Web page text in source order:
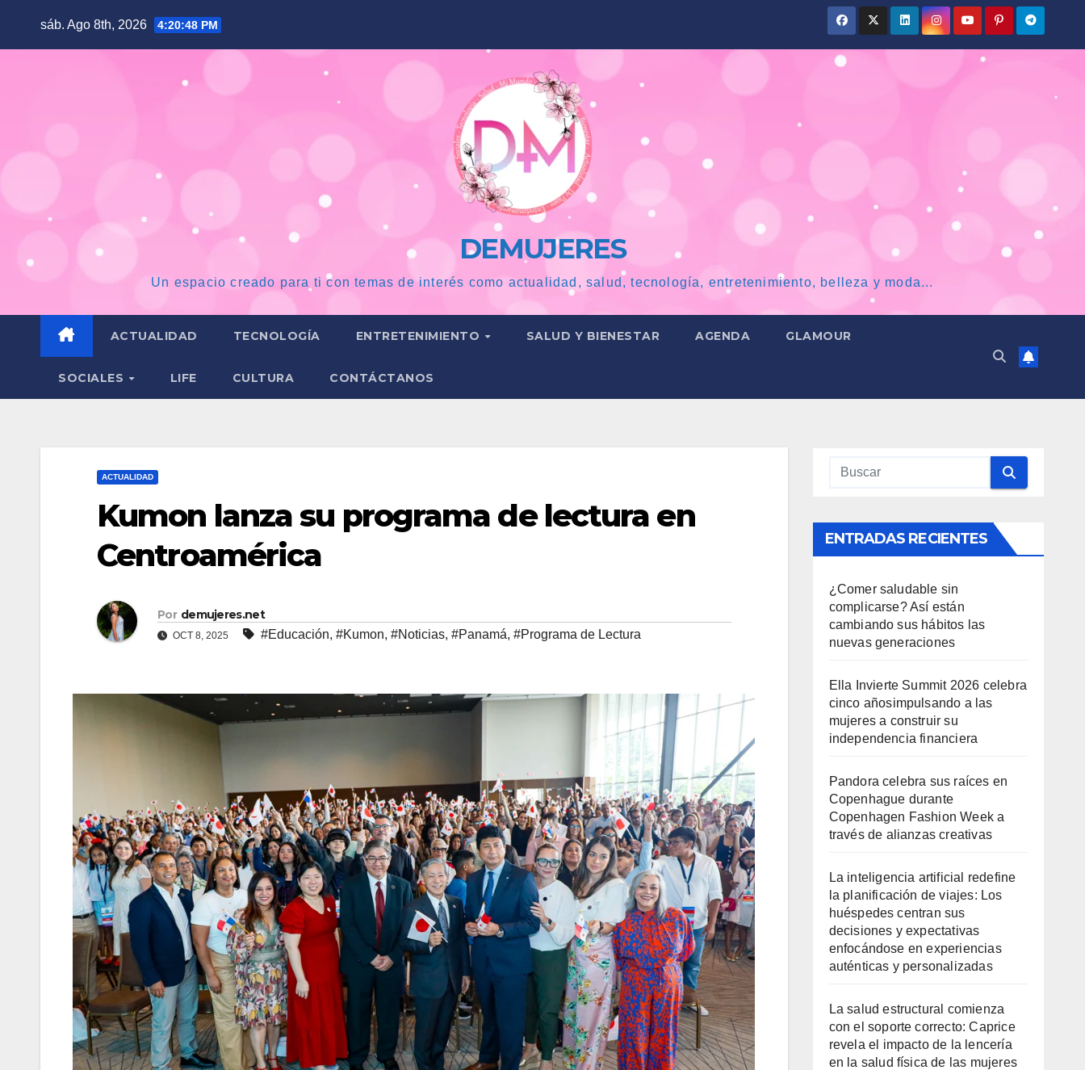
sáb. Ago 8th, 2026 4:20:49 PM
DEMUJERES
Un espacio creado para ti con temas de interés como actualidad, salud, tecnología, entretenimiento, belleza y moda...
ACTUALIDAD TECNOLOGÍA ENTRETENIMIENTO SALUD Y BIENESTAR AGENDA GLAMOUR
SOCIALES LIFE CULTURA CONTÁCTANOS
ACTUALIDAD
Kumon lanza su programa de lectura en
Centroamérica
Por demujeres.net
OCT 8, 2025 #Educación, #Kumon, #Noticias, #Panamá, #Programa de Lectura
ENTRADAS RECIENTES
¿Comer saludable sin
complicarse? Así están
cambiando sus hábitos las
nuevas generaciones
Ella Invierte Summit 2026 celebra
cinco añosimpulsando a las
mujeres a construir su
independencia financiera
Pandora celebra sus raíces en
Copenhague durante
Copenhagen Fashion Week a
través de alianzas creativas
La inteligencia artificial redefine
la planificación de viajes: Los
huéspedes centran sus
decisiones y expectativas
enfocándose en experiencias
auténticas y personalizadas
La salud estructural comienza
con el soporte correcto: Caprice
revela el impacto de la lencería
en la salud física de las mujeres